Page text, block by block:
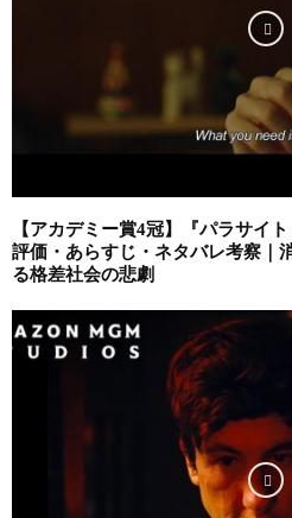
【アカデミー賞4冠】『パラサイ
評価・あらすじ・ネタバレ考察｜
る格差社会の悲劇